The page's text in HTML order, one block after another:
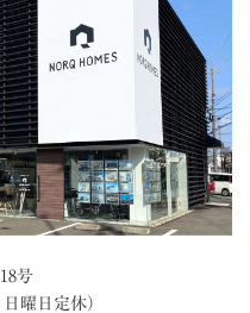
号
曜日定休）